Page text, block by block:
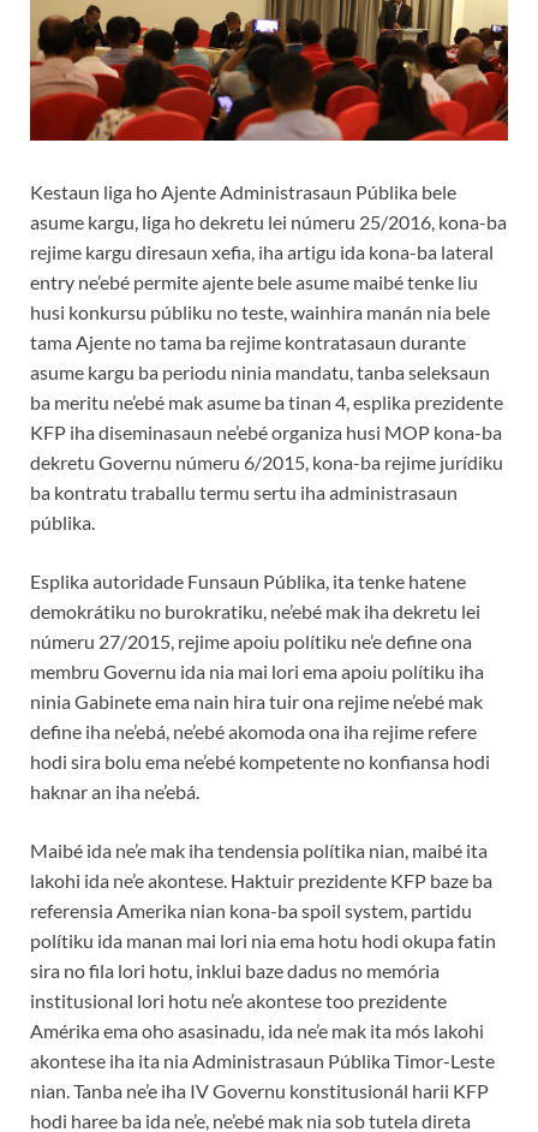
Kestaun liga ho Ajente Administrasaun Públika bele
asume kargu, liga ho dekretu lei númeru 25/2016, kona-ba
rejime kargu diresaun xefia, iha artigu ida kona-ba lateral
entry ne’ebé permite ajente bele asume maibé tenke liu
husi konkursu públiku no teste, wainhira manán nia bele
tama Ajente no tama ba rejime kontratasaun durante
asume kargu ba periodu ninia mandatu, tanba seleksaun
ba meritu ne’ebé mak asume ba tinan 4, esplika prezidente
KFP iha diseminasaun ne’ebé organiza husi MOP kona-ba
dekretu Governu númeru 6/2015, kona-ba rejime jurídiku
ba kontratu traballu termu sertu iha administrasaun
públika.
Esplika autoridade Funsaun Públika, ita tenke hatene
demokrátiku no burokratiku, ne’ebé mak iha dekretu lei
númeru 27/2015, rejime apoiu polítiku ne’e define ona
membru Governu ida nia mai lori ema apoiu polítiku iha
ninia Gabinete ema nain hira tuir ona rejime ne’ebé mak
define iha ne’ebá, ne’ebé akomoda ona iha rejime refere
hodi sira bolu ema ne’ebé kompetente no konfiansa hodi
haknar an iha ne’ebá.
Maibé ida ne’e mak iha tendensia polítika nian, maibé ita
lakohi ida ne’e akontese. Haktuir prezidente KFP baze ba
referensia Amerika nian kona-ba spoil system, partidu
polítiku ida manan mai lori nia ema hotu hodi okupa fatin
sira no fila lori hotu, inklui baze dadus no memória
institusional lori hotu ne’e akontese too prezidente
Amérika ema oho asasinadu, ida ne’e mak ita mós lakohi
akontese iha ita nia Administrasaun Públika Timor-Leste
nian. Tanba ne’e iha IV Governu konstitusionál harii KFP
hodi haree ba ida ne’e, ne’ebé mak nia sob tutela direta